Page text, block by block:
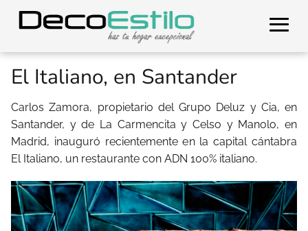
El Italiano, en Santander
Carlos Zamora, propietario del Grupo Deluz y Cia, en
Santander, y de La Carmencita y Celso y Manolo, en
Madrid, inauguró recientemente en la capital cántabra
El Italiano, un restaurante con ADN 100% italiano.